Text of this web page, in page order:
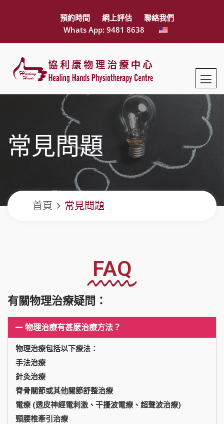
預約時間 網上評估
聯絡我們
Whats App: 9481 8638
常見問題
首頁 常見問題
FAQ
有關物理治療疑問：
物理治療有甚麼治療方法？
物理治療包括以下療法：
手法治療
針灸治療
脊骨關節或其他關節舒整治療
電療 (透皮神經電刺激、干擾波電療、超聲波治療)
頸腰椎牽引治療